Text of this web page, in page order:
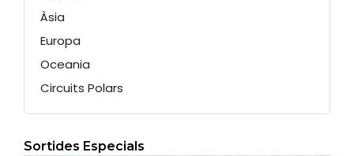
Àsia
Europa
Oceania
Circuits Polars
Sortides Especials